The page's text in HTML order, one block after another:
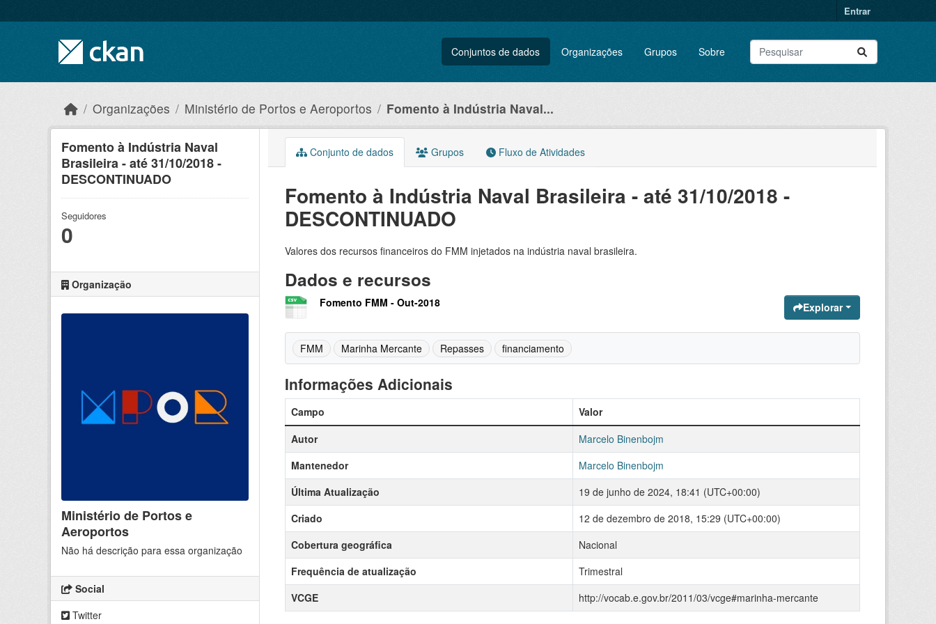
Entrar
Conjuntos de dados Organizações Grupos Sobre
Organizações Ministério de Portos e Aeroportos Fomento à Indústria Naval...
Fomento à Indústria Naval
Brasileira - até 31/10/2018 -
DESCONTINUADO
Seguidores
0
Organização
Ministério de Portos e
Aeroportos
Não há descrição para essa organização
Social
Twitter
Conjunto de dados Grupos Fluxo de Atividades
Fomento à Indústria Naval Brasileira - até 31/10/2018 -
DESCONTINUADO
Valores dos recursos financeiros do FMM injetados na indústria naval brasileira.
Dados e recursos
Fomento FMM - Out-2018 Explorar
FMM Marinha Mercante Repasses financiamento
Informações Adicionais
Campo
Valor
Autor
Marcelo Binenbojm
Mantenedor
Marcelo Binenbojm
Última Atualização
19 de junho de 2024, 18:41 (UTC+00:00)
Criado
12 de dezembro de 2018, 15:29 (UTC+00:00)
Cobertura geográfica
Nacional
Frequência de atualização
Trimestral
VCGE
http://vocab.e.gov.br/2011/03/vcge#marinha-mercante